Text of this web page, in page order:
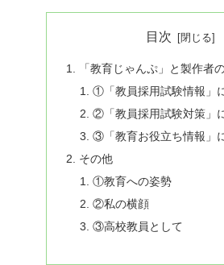
目次
「教育じゃんぷ」と製作者
①「教員採用試験情報」
②「教員採用試験対策」
③「教育お役立ち情報」
その他
①教育への姿勢
②私の横顔
③高校教員として